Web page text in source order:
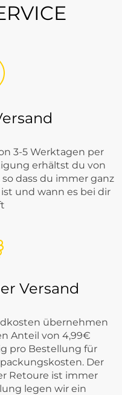
3-5 Werktagen per
erhältst du von
dass du immer ganz
und wann es bei dir
Versand
übernehmen
Anteil von 4,99€
pro Bestellung für
Der
Retoure ist immer
legen wir ein